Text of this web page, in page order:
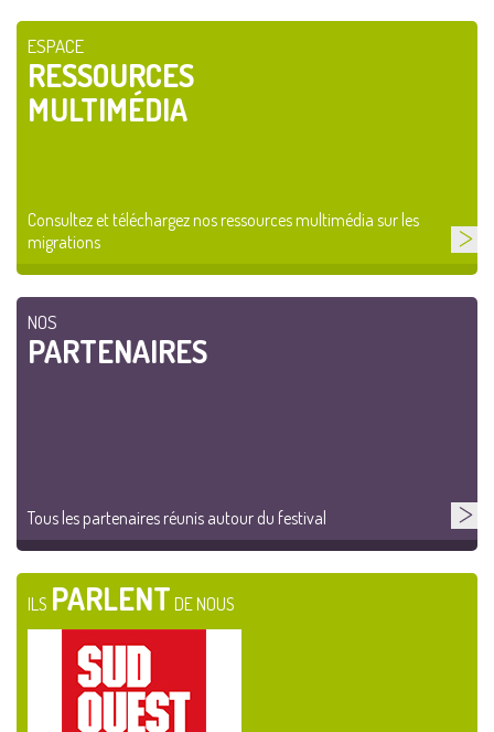
ESPACE
RESSOURCES
MULTIMÉDIA
Consultez et téléchargez nos ressources multimédia sur les
migrations
NOS
PARTENAIRES
Tous les partenaires réunis autour du festival
ILS PARLENT DE NOUS